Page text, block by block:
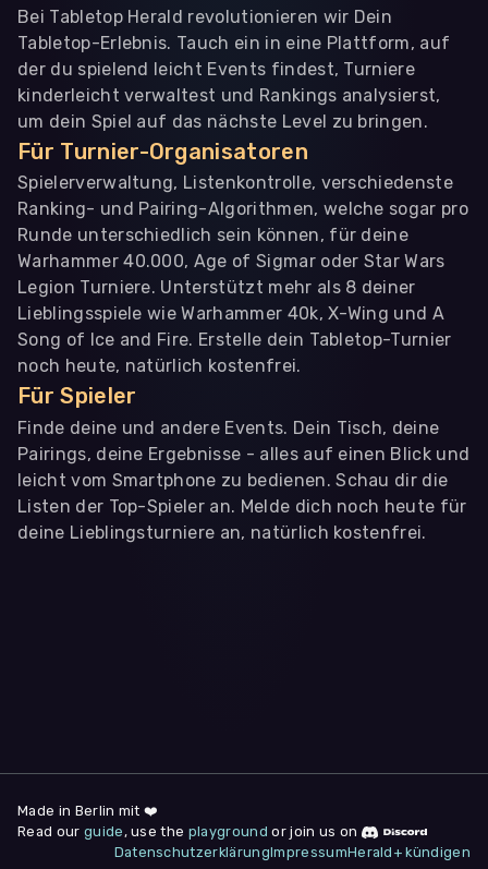
Bei Tabletop Herald revolutionieren wir Dein
Tabletop-Erlebnis. Tauch ein in eine Plattform, auf
der du spielend leicht Events findest, Turniere
kinderleicht verwaltest und Rankings analysierst,
um dein Spiel auf das nächste Level zu bringen.
Für Turnier-Organisatoren
Spielerverwaltung, Listenkontrolle, verschiedenste
Ranking- und Pairing-Algorithmen, welche sogar pro
Runde unterschiedlich sein können, für deine
Warhammer 40.000, Age of Sigmar oder Star Wars
Legion Turniere. Unterstützt mehr als 8 deiner
Lieblingsspiele wie Warhammer 40k, X-Wing und A
Song of Ice and Fire. Erstelle dein Tabletop-Turnier
noch heute, natürlich kostenfrei.
Für Spieler
Finde deine und andere Events. Dein Tisch, deine
Pairings, deine Ergebnisse - alles auf einen Blick und
leicht vom Smartphone zu bedienen. Schau dir die
Listen der Top-Spieler an. Melde dich noch heute für
deine Lieblingsturniere an, natürlich kostenfrei.
deine Zustimmung jederzeit unter "
am Seitenende widerrufen.
Made in Berlin mit ❤️
Read our guide , use the playground or join us on
DatenschutzerklärungImpressumHerald+ kündigen